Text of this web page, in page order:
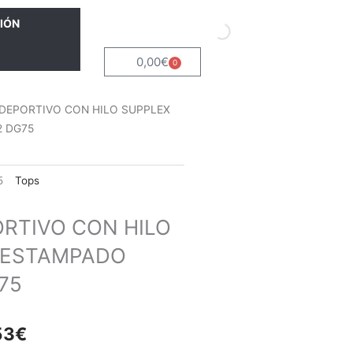
0,00€ 0
Carrito
CON HILO SUPPLEX
DG75
Tops
CON HILO
€El